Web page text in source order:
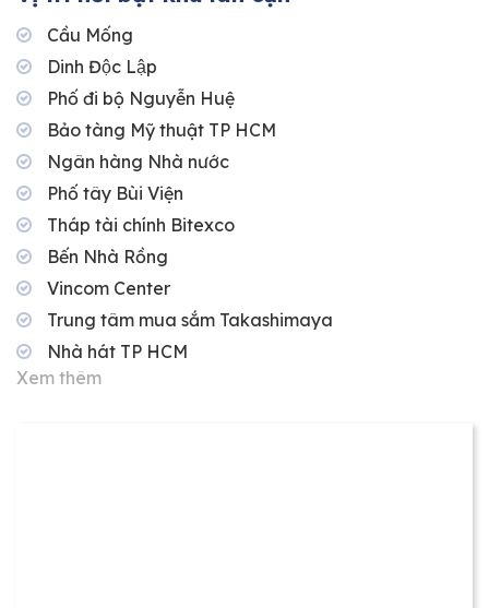
Cầu Mống
Dinh Độc Lập
Phố đi bộ Nguyễn Huệ
Bảo tàng Mỹ thuật TP HCM
Ngân hàng Nhà nước
Phố tây Bùi Viện
Tháp tài chính Bitexco
Bến Nhà Rồng
Vincom Center
Trung tâm mua sắm Takashimaya
Nhà hát TP HCM
Xem thêm